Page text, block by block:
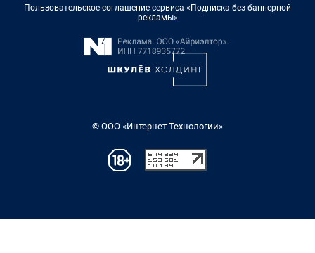
Пользовательское соглашение сервиса «Подписка без баннерной
рекламы»
© ООО «Интернет Технологии»